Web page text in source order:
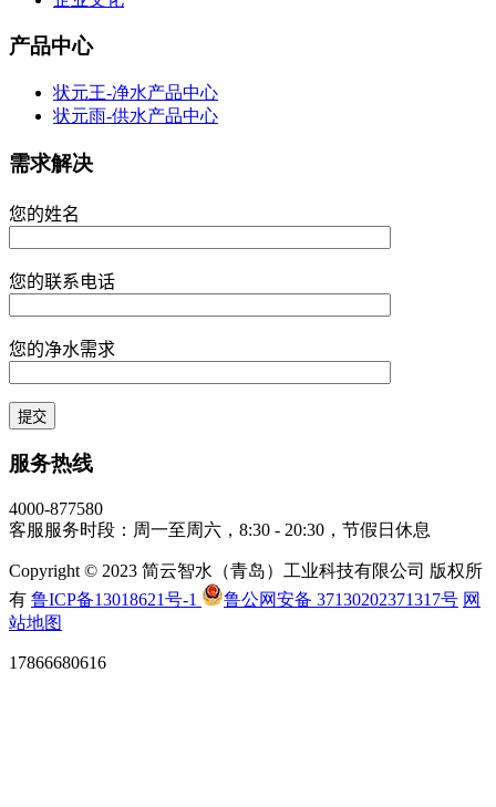
产品中心
状元王-净水产品中心
状元雨-供水产品中心
需求解决
您的姓名
您的联系电话
您的净水需求
服务热线
4000-877580
客服服务时段：周一至周六，8:30 - 20:30，节假日休息
Copyright © 2023 简云智水（青岛）工业科技有限公司 版权所
有 鲁ICP备13018621号-1 鲁公网安备 37130202371317号 网
站地图
17866680616